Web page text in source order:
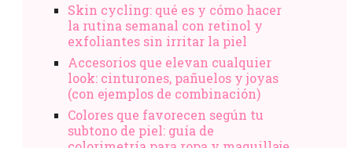
Skin cycling: qué es y cómo hacer
la rutina semanal con retinol y
exfoliantes sin irritar la piel
Accesorios que elevan cualquier
look: cinturones, pañuelos y joyas
(con ejemplos de combinación)
Colores que favorecen según tu
subtono de piel: guía de